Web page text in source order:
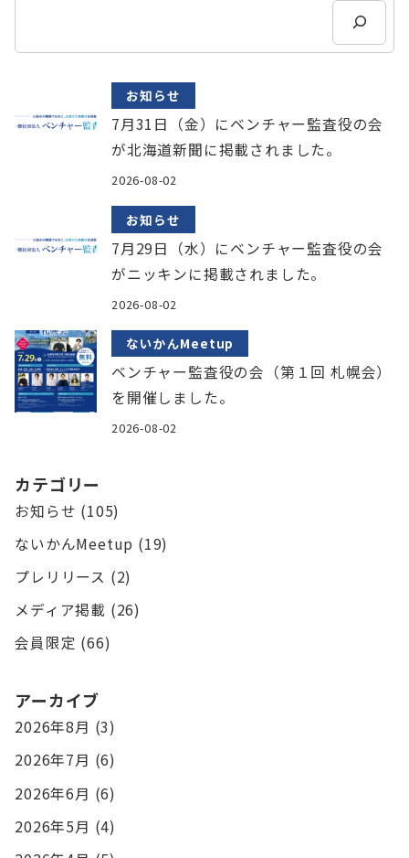
お知らせ
7月31日（金）にベンチャー監査役の会
が北海道新聞に掲載されました。
2026-08-02
お知らせ
7月29日（水）にベンチャー監査役の会
がニッキンに掲載されました。
2026-08-02
ないかんMeetup
ベンチャー監査役の会（第１回 札幌会）
を開催しました。
2026-08-02
カテゴリー
お知らせ (105)
ないかんMeetup (19)
プレリリース (2)
メディア掲載 (26)
会員限定 (66)
アーカイブ
2026年8月 (3)
2026年7月 (6)
2026年6月 (6)
2026年5月 (4)